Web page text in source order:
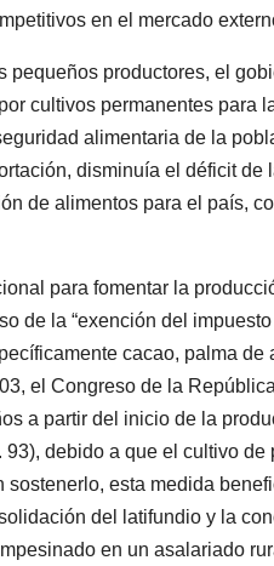
en el mercado
pequeños productores, el
cultivos permanentes para
alimentaria de la
disminuía el déficit de
de alimentos para el país,
para fomentar la
de la “exención del
cacao, palma de
el Congreso de la
a partir del inicio de la
93), debido a que el cultivo
sostenerlo, esta medida
del latifundio y la
en un asalariado